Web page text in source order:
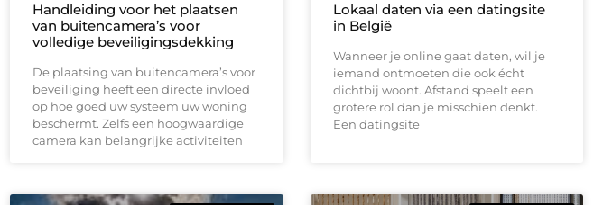
Handleiding voor het plaatsen
van buitencamera’s voor
volledige beveiligingsdekking
De plaatsing van buitencamera’s voor
beveiliging heeft een directe invloed
op hoe goed uw systeem uw woning
beschermt. Zelfs een hoogwaardige
camera kan belangrijke activiteiten
Lokaal daten via een datingsite
in België
Wanneer je online gaat daten, wil je
iemand ontmoeten die ook écht
dichtbij woont. Afstand speelt een
grotere rol dan je misschien denkt.
Een datingsite